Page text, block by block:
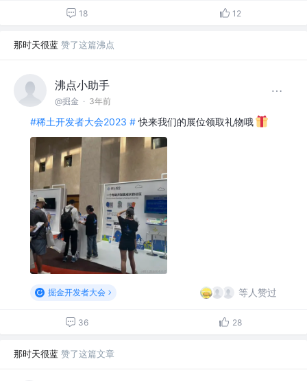
18 12
那时天很蓝 赞了这篇沸点
沸点小助手
@掘金 · 3年前
#稀土开发者大会2023 #快来我们的展位领取礼物哦
掘金开发者大会 等人赞过
36 28
那时天很蓝 赞了这篇文章